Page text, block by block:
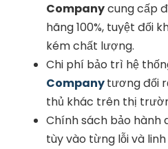
Companycung cấp
hãng 100%, tuyệt đối
kém chất lượng.
Chi phí bảo trì hệ
Companytương đối
thủ khác trên thị
Chính sách bảo hành
tùy vào từng lỗi và linh